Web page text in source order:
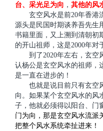
台、采光足为向 ， 其他的风
玄空风水是前20年香港
源头是民国时期谈养吾先生
书籍里面，又上溯到清朝初
的开山祖师，这是2000年对
到了2020年左右，玄空
认杨公是玄空风水的祖师，
是一直在进步的！
也就是说目前只有玄空
向。如果某个玄空风水的风
子，他就必须得以阳台、门
门为向，那是玄空风水流派
把整个风水系统牵扯进来！